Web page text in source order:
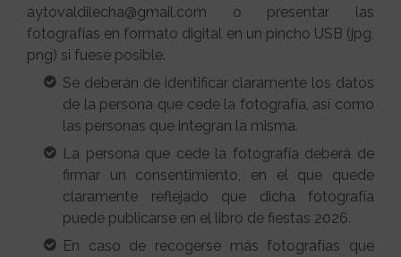
aytovaldilecha@gmail.com o presentar las
fotografías en formato digital en un pincho USB (jpg,
png) si fuese posible.
Se deberán de identificar claramente los datos
de la persona que cede la fotografía, así como
las personas que integran la misma.
La persona que cede la fotografía deberá de
firmar un consentimiento, en el que quede
claramente reflejado que dicha fotografía
puede publicarse en el libro de fiestas 2026.
En caso de recogerse más fotografías que